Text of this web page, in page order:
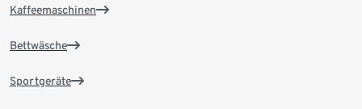
Kaffeemaschinen
Bettwäsche
Sportgeräte